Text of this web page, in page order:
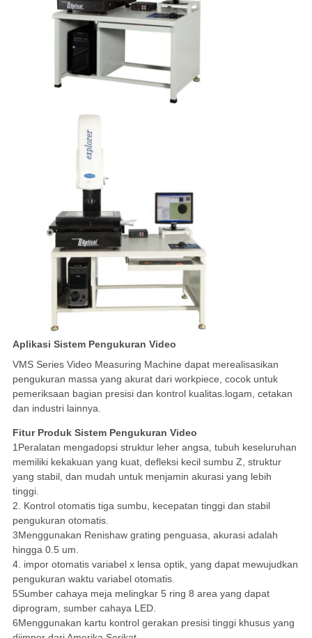
Aplikasi Sistem Pengukuran Video
VMS Series Video Measuring Machine dapat merealisasikan
pengukuran massa yang akurat dari workpiece, cocok untuk
pemeriksaan bagian presisi dan kontrol kualitas.logam, cetakan
dan industri lainnya.
Fitur Produk Sistem Pengukuran Video
1Peralatan mengadopsi struktur leher angsa, tubuh keseluruhan
memiliki kekakuan yang kuat, defleksi kecil sumbu Z, struktur
yang stabil, dan mudah untuk menjamin akurasi yang lebih
tinggi.
2. Kontrol otomatis tiga sumbu, kecepatan tinggi dan stabil
pengukuran otomatis.
3Menggunakan Renishaw grating penguasa, akurasi adalah
hingga 0.5 um.
4. impor otomatis variabel x lensa optik, yang dapat mewujudkan
pengukuran waktu variabel otomatis.
5Sumber cahaya meja melingkar 5 ring 8 area yang dapat
diprogram, sumber cahaya LED.
6Menggunakan kartu kontrol gerakan presisi tinggi khusus yang